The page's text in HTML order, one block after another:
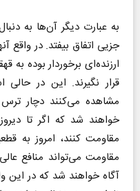
به عبارت دیگر آن‌ها به
جزیی اتفاق بیفتد. در واقع
ارزنده‌ای برخوردار بوده به
قرار نگیرند. این در
مشاهده می‌کنند دچار
خواهند شد که اگر تا
مقاومت کنند، امروز به
مقاومت می‌تواند منافع
آگاه خواهند شد که در